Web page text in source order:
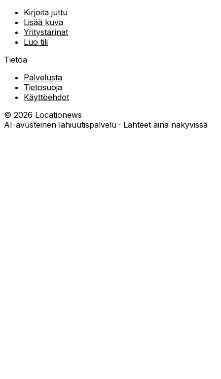
Kirjoita juttu
Lisää kuva
Yritystarinat
Luo tili
Tietoa
Palvelusta
Tietosuoja
Käyttöehdot
© 2026 Locationews
AI-avusteinen lähiuutispalvelu · Lähteet aina näkyvissä